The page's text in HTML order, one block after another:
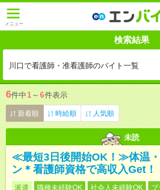
メニュー
検索結果
川口で看護師・准看護師のバイト一覧
6件中1 ～ 6件表示
新着順 時給順 人気順
未読
≪最短3日後開始OK！≫体温
ン＊看護師資格で高収入Get！
派遣 職種未経験OK 社会人未経験OK
ブ